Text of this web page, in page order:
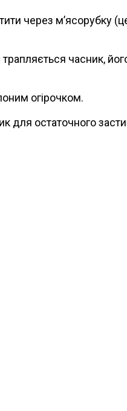
через м’ясорубку
часник,
огірочком.
для остаточного